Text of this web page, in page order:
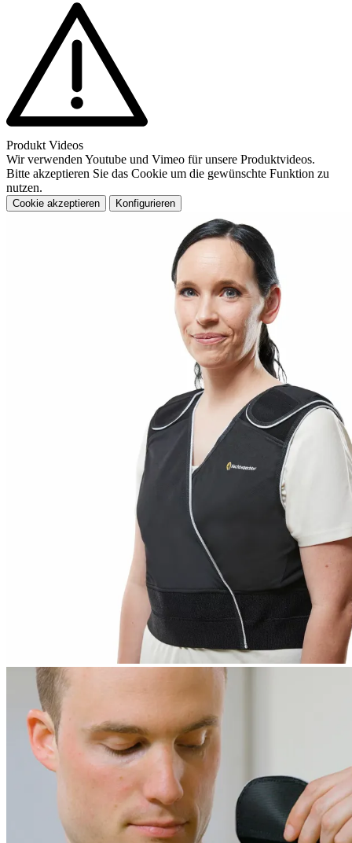
Produkt Videos
Wir verwenden Youtube und Vimeo für unsere Produktvideos.
Bitte akzeptieren Sie das Cookie um die gewünschte Funktion zu
nutzen.
Cookie akzeptieren Konfigurieren